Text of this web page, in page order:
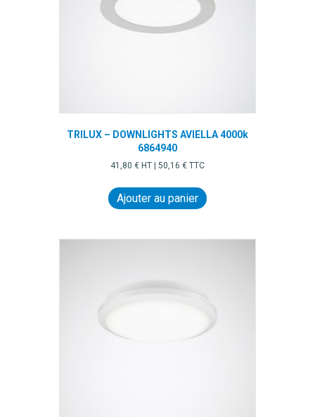
TRILUX – DOWNLIGHTS AVIELLA 4000k
6864940
41,80 € HT | 50,16 € TTC
Ajouter au panier